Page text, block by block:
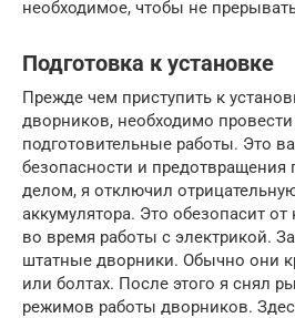
необходимое, чтобы не
Подготовка к установке
Прежде чем приступить к
дворников, необходимо
подготовительные работы. Это
безопасности и
делом, я отключил
аккумулятора. Это обезопасит
во время работы с электрикой.
штатные дворники. Обычно они
или болтах. После этого я снял
режимов работы дворников.